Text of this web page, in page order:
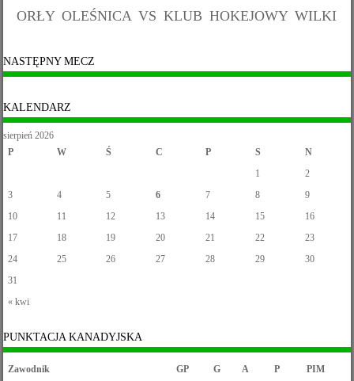
ORŁY OLEŚNICA VS KLUB HOKEJOWY WILKI
NASTĘPNY MECZ
KALENDARZ
sierpień 2026
P
W Ś C P S N
« kwi
1
2
3
4 5 6 7 8
9
10
11 12 13 14 15
16
17
18 19 20 21 22
23
24
25 26 27 28 29
30
31
PUNKTACJA KANADYJSKA
Zawodnik GP G A P PIM